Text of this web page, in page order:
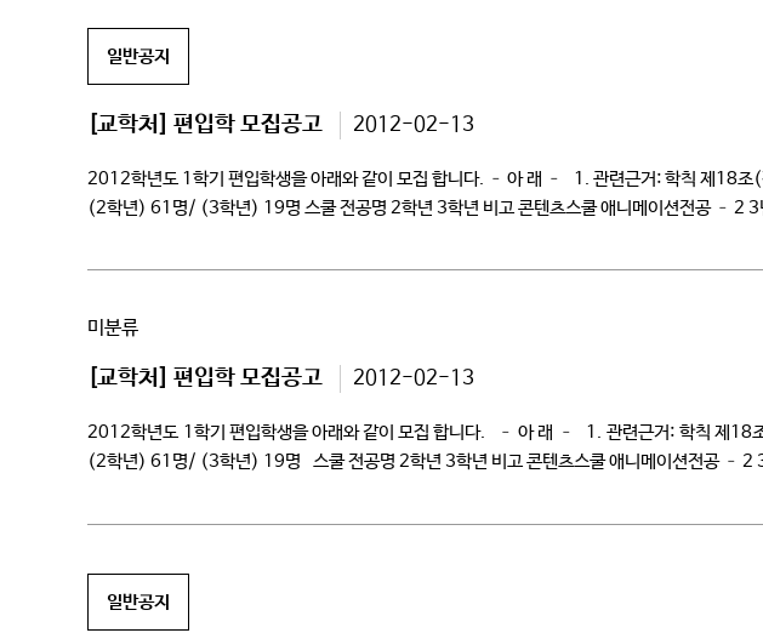
일반공지
[교학처] 편입학 모집공고 2012-02-13
2012학년도 1학기 편입학생을 아래와 같이 모집 합니다. – 아 래 – 1. 관련근거: 학칙 제
(2학년) 61명/ (3학년) 19명 스쿨 전공명 2학년 3학년 비고 콘텐츠스쿨 애니메이션전공 – 2
미분류
[교학처] 편입학 모집공고 2012-02-13
2012학년도 1학기 편입학생을 아래와 같이 모집 합니다. – 아 래 – 1. 관련근거: 학칙 제
(2학년) 61명/ (3학년) 19명 스쿨 전공명 2학년 3학년 비고 콘텐츠스쿨 애니메이션전공 – 2
일반공지